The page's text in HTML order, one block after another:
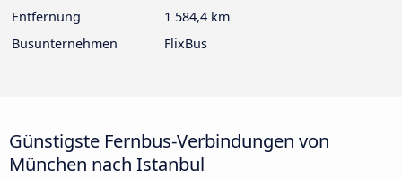
Entfernung
1 584,4 km
Busunternehmen
FlixBus
Günstigste Fernbus-Verbindungen von
München nach Istanbul